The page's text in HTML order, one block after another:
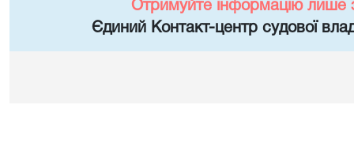
Отримуйте інформацію лише
Єдиний Контакт-центр судової